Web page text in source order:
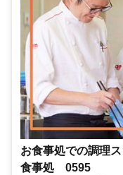
お食事処での調
食事処 0595